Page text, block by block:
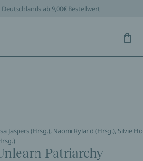
ab 9,00€ Bestellwert
Jaspers (Hrsg.), Naomi Ryland (Hrsg.), Silvie
Patriarchy